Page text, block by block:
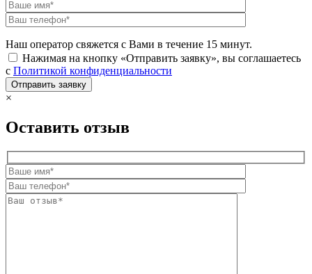
Наш оператор свяжется с Вами в течение 15 минут.
Нажимая на кнопку «Отправить заявку», вы соглашаетесь
с Политикой конфиденциальности
×
Оставить отзыв